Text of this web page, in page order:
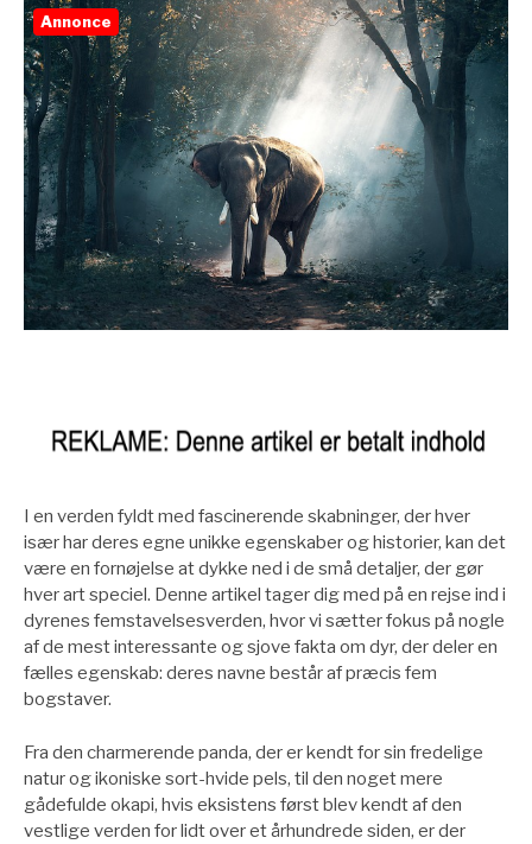
Annonce
I en verden fyldt med fascinerende skabninger, der hver
især har deres egne unikke egenskaber og historier, kan det
være en fornøjelse at dykke ned i de små detaljer, der gør
hver art speciel. Denne artikel tager dig med på en rejse ind i
dyrenes femstavelsesverden, hvor vi sætter fokus på nogle
af de mest interessante og sjove fakta om dyr, der deler en
fælles egenskab: deres navne består af præcis fem
bogstaver.
Fra den charmerende panda, der er kendt for sin fredelige
natur og ikoniske sort-hvide pels, til den noget mere
gådefulde okapi, hvis eksistens først blev kendt af den
vestlige verden for lidt over et århundrede siden, er der